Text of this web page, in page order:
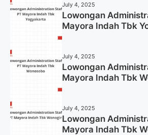
July 4, 2025
Lowongan
Mayora Indah Tbk
July 4, 2025
Lowongan
Mayora Indah Tbk
July 4, 2025
Lowongan
Mayora Indah Tbk